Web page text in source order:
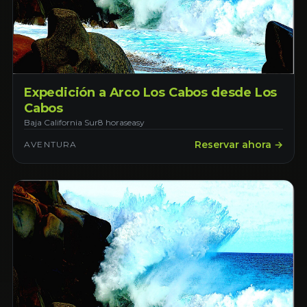
Expedición a Arco Los Cabos desde Los
Cabos
Baja California Sur8 horaseasy
AVENTURA Reservar ahora →